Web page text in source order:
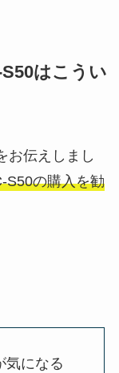
はこうい
お伝えしまし
S50の購入を勧
気になる